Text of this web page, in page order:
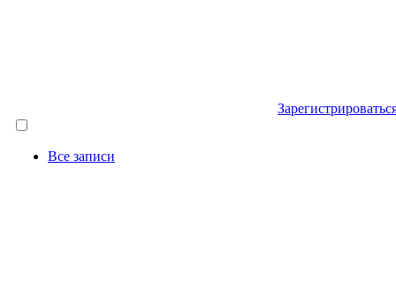
Все записи